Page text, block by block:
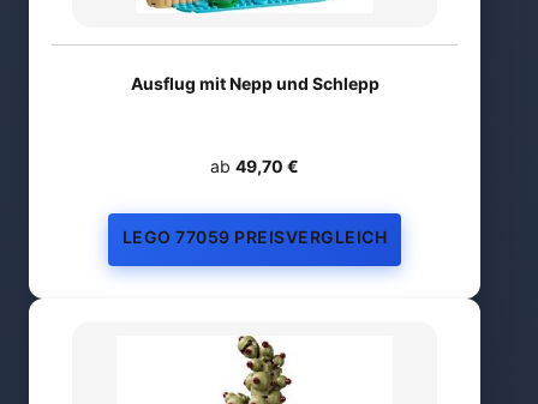
Ausflug mit Nepp und Schlepp
ab 49,70 €
LEGO 77059 PREISVERGLEICH